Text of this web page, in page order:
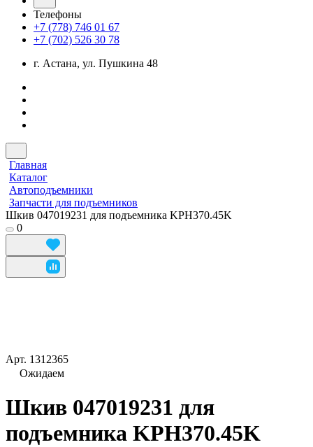
Телефоны
+7 (778) 746 01 67
+7 (702) 526 30 78
г. Астана, ул. Пушкина 48
Главная
Каталог
Автоподъемники
Запчасти для подъемников
Шкив 047019231 для подъемника KPH370.45K
0
Арт. 1312365
Ожидаем
Шкив 047019231 для
подъемника KPH370.45K